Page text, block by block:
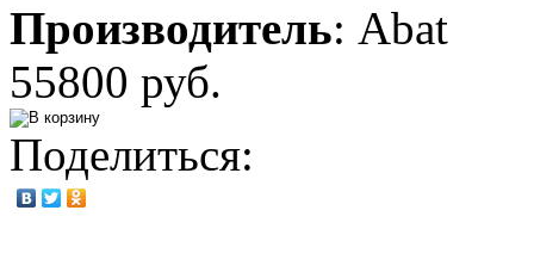
Производитель: Abat
55800 руб.
Поделиться: